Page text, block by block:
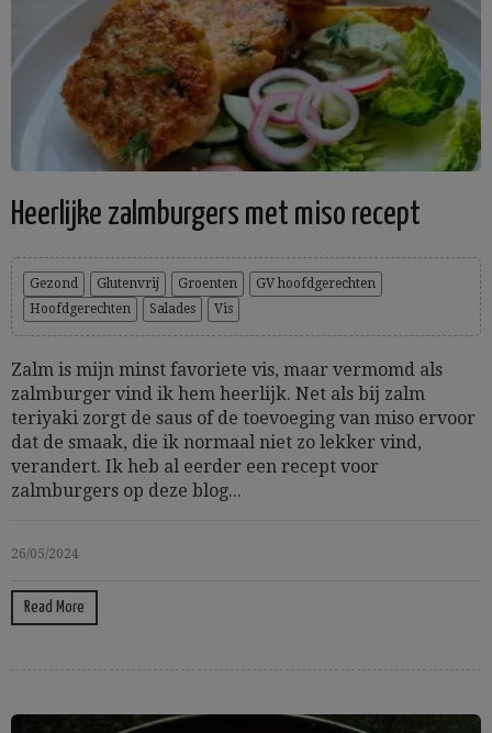
Heerlijke zalmburgers met miso recept
Gezond Glutenvrij Groenten
GV hoofdgerechten
Hoofdgerechten
Salades Vis
Zalm is mijn minst favoriete vis, maar vermomd als
zalmburger vind ik hem heerlijk. Net als bij zalm
teriyaki zorgt de saus of de toevoeging van miso ervoor
dat de smaak, die ik normaal niet zo lekker vind,
verandert. Ik heb al eerder een recept voor
zalmburgers op deze blog...
26/05/2024
Read More